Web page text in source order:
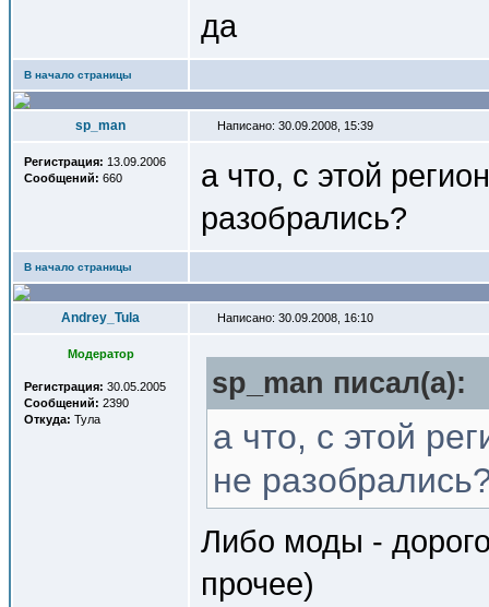
да
В начало страницы
sp_man Написано: 30.09.2008, 15:39
Регистрация: 13.09.2006
Сообщений: 660
а что, с этой
разобрались?
В начало страницы
Andrey_Tula Написано: 30.09.2008, 16:10
Модератор
Регистрация: 30.05.2005
Сообщений: 2390
Откуда: Тула
sp_man писал(a):
а что, с этой
не
Либо моды -
прочее)